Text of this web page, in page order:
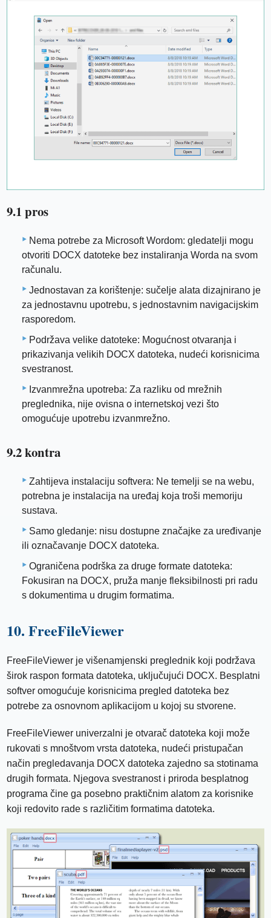
9.1 pros
Nema potrebe za Microsoft Wordom: gledatelji mogu
otvoriti DOCX datoteke bez instaliranja Worda na svom
računalu.
Jednostavan za korištenje: sučelje alata dizajnirano je
za jednostavnu upotrebu, s jednostavnim navigacijskim
rasporedom.
Podržava velike datoteke: Mogućnost otvaranja i
prikazivanja velikih DOCX datoteka, nudeći korisnicima
svestranost.
Izvanmrežna upotreba: Za razliku od mrežnih
preglednika, nije ovisna o internetskoj vezi što
omogućuje upotrebu izvanmrežno.
9.2 kontra
Zahtijeva instalaciju softvera: Ne temelji se na webu,
potrebna je instalacija na uređaj koja troši memoriju
sustava.
Samo gledanje: nisu dostupne značajke za uređivanje
ili označavanje DOCX datoteka.
Ograničena podrška za druge formate datoteka:
Fokusiran na DOCX, pruža manje fleksibilnosti pri radu
s dokumentima u drugim formatima.
10. FreeFileViewer
FreeFileViewer je višenamjenski preglednik koji podržava
širok raspon formata datoteka, uključujući DOCX. Besplatni
softver omogućuje korisnicima pregled datoteka bez
potrebe za osnovnom aplikacijom u kojoj su stvorene.
FreeFileViewer univerzalni je otvarač datoteka koji može
rukovati s mnoštvom vrsta datoteka, nudeći pristupačan
način pregledavanja DOCX datoteka zajedno sa stotinama
drugih formata. Njegova svestranost i priroda besplatnog
programa čine ga posebno praktičnim alatom za korisnike
koji redovito rade s različitim formatima datoteka.